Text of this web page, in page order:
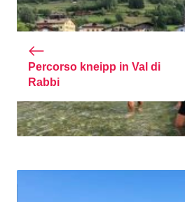
Percorso kneipp in Val di
Rabbi